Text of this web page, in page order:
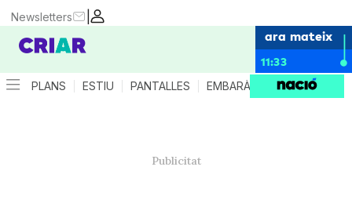
|
Newsletters
ara mateix
11:33
PLANS ESTIU PANTALLES EMBARÀS CRIANÇA